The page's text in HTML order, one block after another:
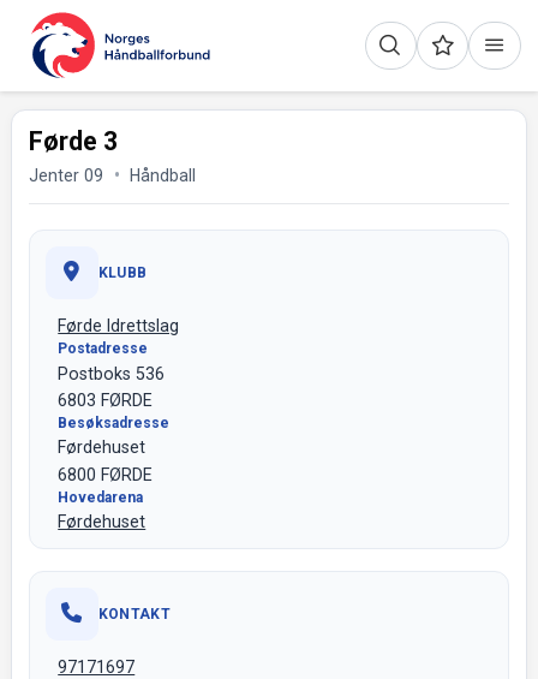
Førde 3
Jenter 09 Håndball
KLUBB
Førde Idrettslag
Postadresse
Postboks 536
6803 FØRDE
Besøksadresse
Førdehuset
6800 FØRDE
Hovedarena
Førdehuset
KONTAKT
97171697